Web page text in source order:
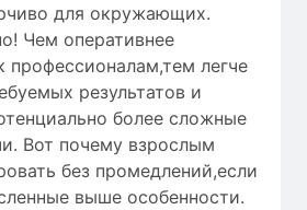
для окружающих.
Чем оперативнее
профессионалам,тем легче
результатов и
более сложные
Вот почему взрослым
без промедлений,если
выше особенности.